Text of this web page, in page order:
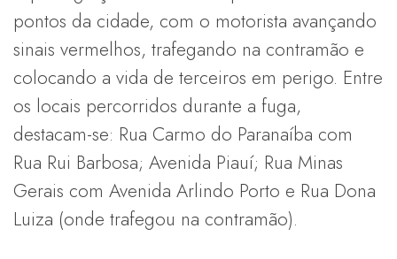
pontos da cidade, com o motorista avançando
sinais vermelhos, trafegando na contramão e
colocando a vida de terceiros em perigo. Entre
os locais percorridos durante a fuga,
destacam-se: Rua Carmo do Paranaíba com
Rua Rui Barbosa; Avenida Piauí; Rua Minas
Gerais com Avenida Arlindo Porto e Rua Dona
Luiza (onde trafegou na contramão).